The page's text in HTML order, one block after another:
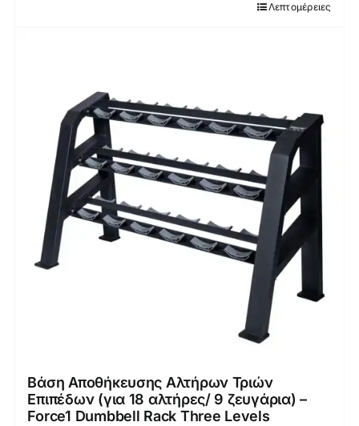
Λεπτομέρειες
Βάση Αποθήκευσης Αλτήρων Τριών
Επιπέδων (για 18 αλτήρες/ 9 ζευγάρια) –
Force1 Dumbbell Rack Three Levels